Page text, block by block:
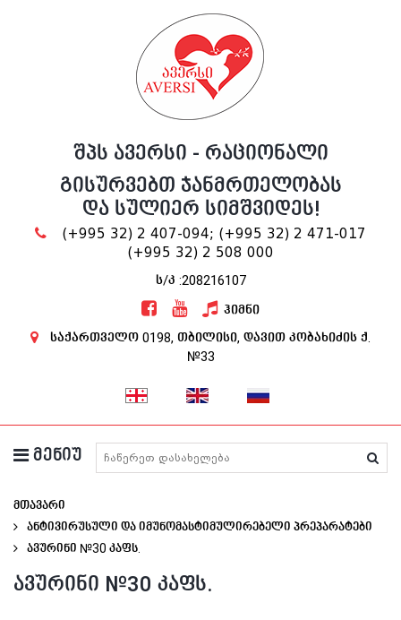
შპს ავერსი - რაციონალი
გისურვებთ ჯანმრთელობას
და სულიერ სიმშვიდეს!
(+995 32) 2 407-094; (+995 32) 2 471-017
(+995 32) 2 508 000
ს/კ :208216107
ჰიმნი
საქართველო 0198, თბილისი, დავით კობახიძის ქ.
№33
მენიუ მედიკამენტების ძიება
მთავარი
ანტივირუსული და იმუნომასტიმულირებელი პრეპარატები
Ავურინი №30 Კაფს.
ავურინი №30 კაფს.